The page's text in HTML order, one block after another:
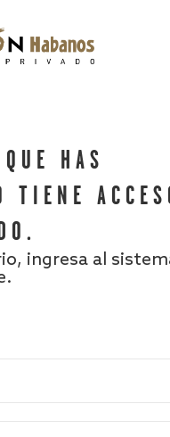
HAS
TIENE
ingresa al